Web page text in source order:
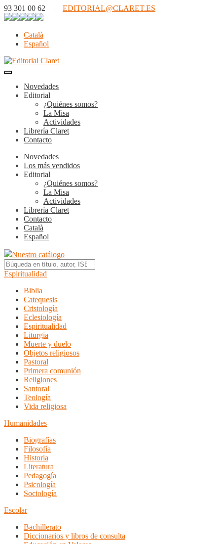
93 301 00 62 | EDITORIAL@CLARET.ES
Català
Español
Novedades
Editorial
¿Quiénes somos?
La Misa
Actividades
Librería Claret
Contacto
Novedades
Los más vendidos
Editorial
¿Quiénes somos?
La Misa
Actividades
Librería Claret
Contacto
Català
Español
Nuestro catálogo
Espiritualidad
Biblia
Catequesis
Cristología
Eclesiología
Espiritualidad
Liturgia
Muerte y duelo
Objetos religiosos
Pastoral
Primera comunión
Religiones
Santoral
Teología
Vida religiosa
Humanidades
Biografías
Filosofía
Historia
Literatura
Pedagogía
Psicología
Sociología
Escolar
Bachillerato
Diccionarios y libros de consulta